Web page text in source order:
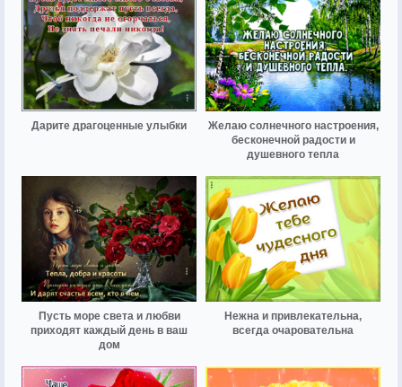
Дарите драгоценные улыбки
Желаю солнечного настроения,
бесконечной радости и
душевного тепла
Пусть море света и любви
приходят каждый день в ваш
дом
Нежна и привлекательна,
всегда очаровательна